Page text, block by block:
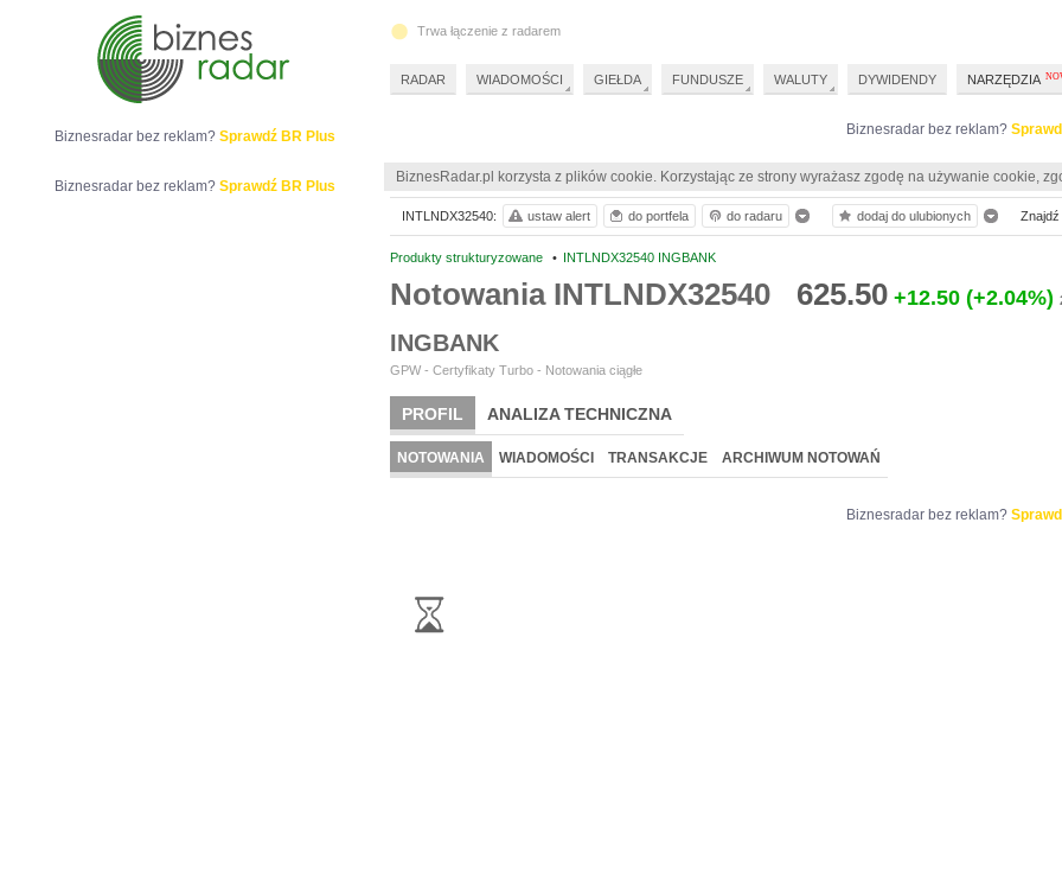
Biznesradar bez reklam?
BiznesRadar.pl korzysta z plików cookie. Korzystając ze strony wyrażasz zgodę na używanie cookie,
Produkty strukturyzowane • INTLNDX32540 INGBANK
Notowania INTLNDX32540 625.50 +12.50 (+2.04%)
INGBANK
GPW - Certyfikaty Turbo - Notowania ciągłe
PROFIL ANALIZA TECHNICZNA
NOTOWANIA WIADOMOŚCI TRANSAKCJE ARCHIWUM NOTOWAŃ
Biznesradar bez reklam?
INTLNDX32540: ustaw alert do portfela do radaru dodaj do ulubionych Znajdź
Biznesradar bez reklam? Sprawdź BR Plus
Biznesradar bez reklam? Sprawdź BR Plus
Trwa łączenie z radarem
RADAR WIADOMOŚCI GIEŁDA FUNDUSZE WALUTY DYWIDENDY NARZĘDZIA